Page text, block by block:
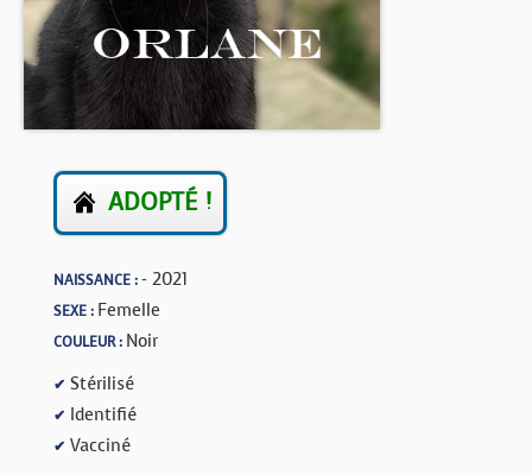
BOUTIQUE
FORUM
ADOPTÉ !
NAISSANCE :- 2021
SEXE : Femelle
COULEUR : Noir
✔ Stérilisé
✔ Identifié
✔ Vacciné